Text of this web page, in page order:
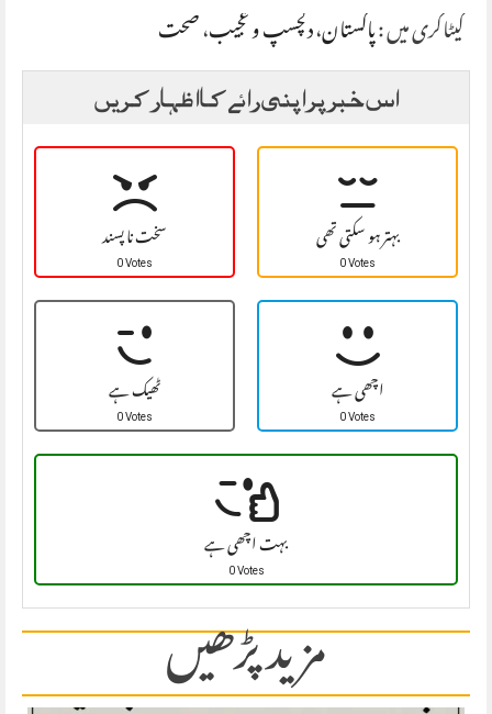
کیٹاگری میں :پاکستان،دلچسپ و عجیب،صحت
اس خبر پر اپنی رائے کا اظہار کریں
سخت نا پسند
0 Votes بہتر ہو سکتی تھی
0 Votes
ٹھیک ہے
0 Votes اچھی ہے
0 Votes
بہت اچھی ہے
0 Votes
مزید پڑھیں